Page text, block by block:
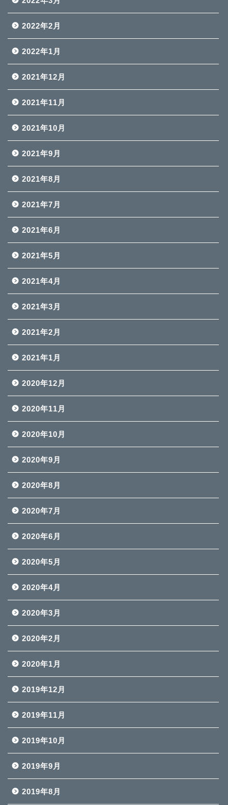
2022年2月
2022年1月
2021年12月
2021年11月
2021年10月
2021年9月
2021年8月
2021年7月
2021年6月
2021年5月
2021年4月
2021年3月
2021年2月
2021年1月
2020年12月
2020年11月
2020年10月
2020年9月
2020年8月
2020年7月
2020年6月
2020年5月
2020年4月
2020年3月
2020年2月
2020年1月
2019年12月
2019年11月
2019年10月
2019年9月
2019年8月